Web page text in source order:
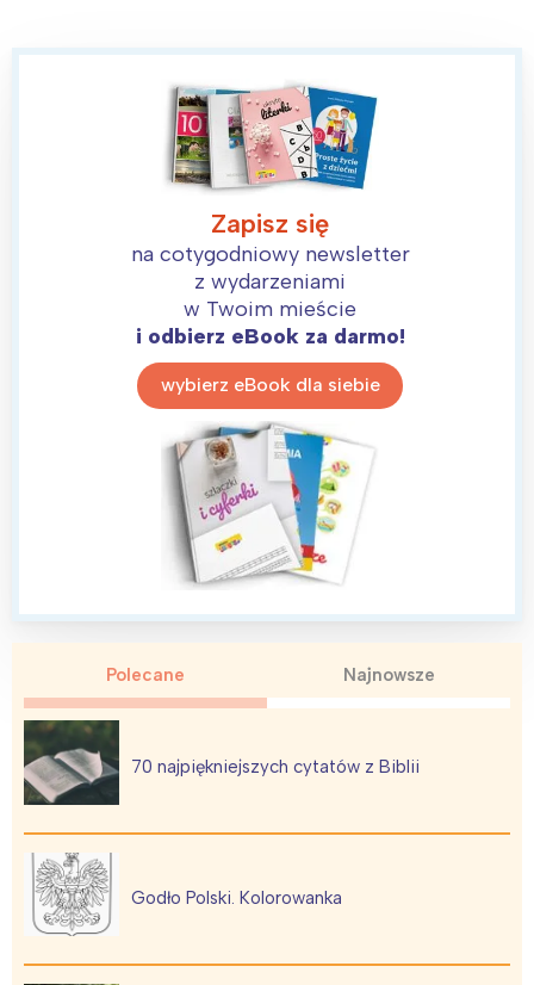
Zapisz się
na cotygodniowy newsletter
z wydarzeniami
w Twoim mieście
i odbierz eBook za darmo!
wybierz eBook dla siebie
Polecane Najnowsze
70 najpiękniejszych cytatów z Biblii
Godło Polski. Kolorowanka